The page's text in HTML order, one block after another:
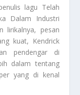
lagu Telah
Dalam Industri
lirikalnya, pesan
kuat, Kendrick
pendengar di
dalam tentang
yang di kenal